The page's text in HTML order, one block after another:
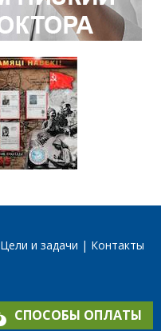
Цели и задачи Контакты
СПОСОБЫ ОПЛАТЫ